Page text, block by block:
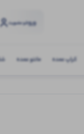
ورودو عضویت
کراپ عمده مانتو عمده